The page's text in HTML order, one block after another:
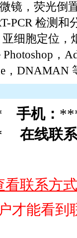
镜，荧光倒
PCR 检测
细胞定位，
，
，
手机：
在线联
看联系方
才能看到